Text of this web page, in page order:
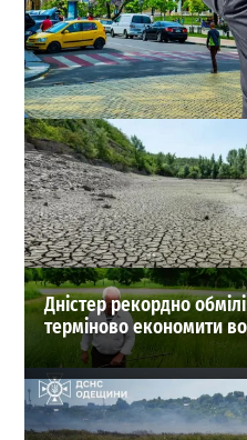
В Одесі оновили список
повний довідник старих і
18-07-2026 в 15:37
ВИБІР РЕДАКЦІЇ
Дністер рекордно
терміново економити